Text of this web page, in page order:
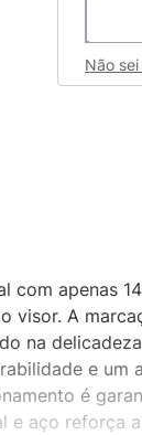
Não sei
com apenas
visor. A
na
e um
é
e aço reforça